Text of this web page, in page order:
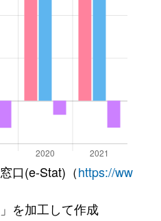
口(e-Stat)（https://ww
を加工して作成